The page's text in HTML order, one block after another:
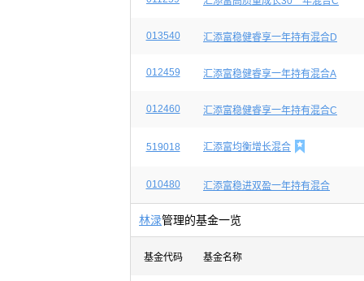
013540 汇添富稳健睿享一年持有混合D
012459 汇添富稳健睿享一年持有混合A
012460 汇添富稳健睿享一年持有混合C
519018 汇添富均衡增长混合 
010480 汇添富稳进双盈一年持有混合
林渌管理的基金一览
基金代码 基金名称